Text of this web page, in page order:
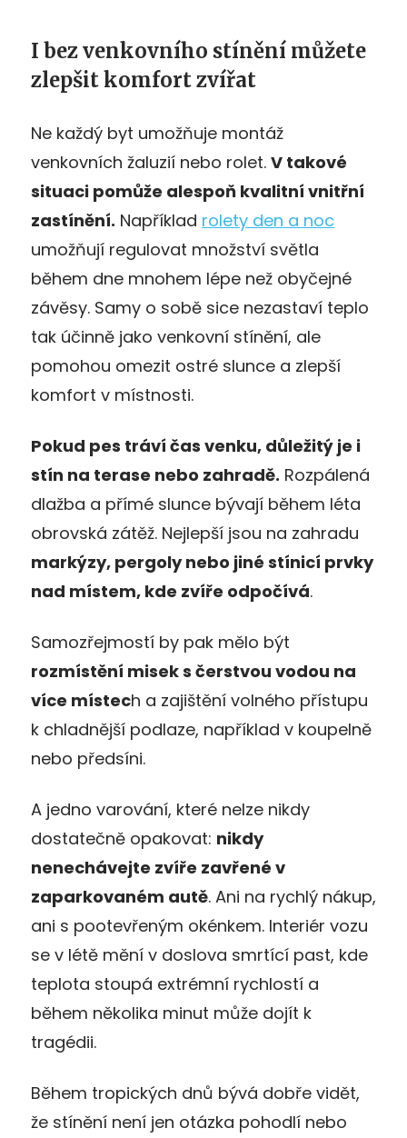
I bez venkovního stínění můžete
zlepšit komfort zvířat
Ne každý byt umožňuje montáž
venkovních žaluzií nebo rolet. V takové
situaci pomůže alespoň kvalitní vnitřní
zastínění. Například rolety den a noc
umožňují regulovat množství světla
během dne mnohem lépe než obyčejné
závěsy. Samy o sobě sice nezastaví teplo
tak účinně jako venkovní stínění, ale
pomohou omezit ostré slunce a zlepší
komfort v místnosti.
Pokud pes tráví čas venku, důležitý je i
stín na terase nebo zahradě. Rozpálená
dlažba a přímé slunce bývají během léta
obrovská zátěž. Nejlepší jsou na zahradu
markýzy, pergoly nebo jiné stínicí prvky
nad místem, kde zvíře odpočívá.
Samozřejmostí by pak mělo být
rozmístění misek s čerstvou vodou na
více místech a zajištění volného přístupu
k chladnější podlaze, například v koupelně
nebo předsíni.
A jedno varování, které nelze nikdy
dostatečně opakovat: nikdy
nenechávejte zvíře zavřené v
zaparkovaném autě. Ani na rychlý nákup,
ani s pootevřeným okénkem. Interiér vozu
se v létě mění v doslova smrtící past, kde
teplota stoupá extrémní rychlostí a
během několika minut může dojít k
tragédii.
Během tropických dnů bývá dobře vidět,
že stínění není jen otázka pohodlí nebo